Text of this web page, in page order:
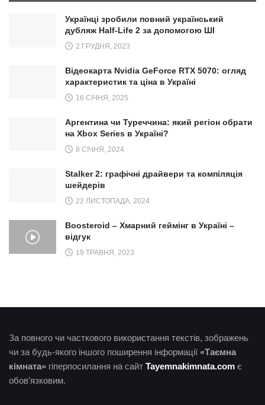
Українці зробили повний український
дубляж Half-Life 2 за допомогою ШІ
2 ГРУДНЯ, 2023
Відеокарта Nvidia GeForce RTX 5070: огляд
характеристик та ціна в Україні
16 СІЧНЯ, 2025
Аргентина чи Туреччина: який регіон обрати
на Xbox Series в Україні?
8 СІЧНЯ, 2024
Stalker 2: графічні драйвери та компіляція
шейдерів
22 ЛИСТОПАДА, 2024
Boosteroid – Хмарний геймінг в Україні –
відгук
19 ТРАВНЯ, 2023
За повного чи часткового використання текстів, зображень
чи за будь-якого іншого поширення інформації «Таємна
кімната» гіперпосилання на сайт Tayemnakimnata.com є
обов’язковим.